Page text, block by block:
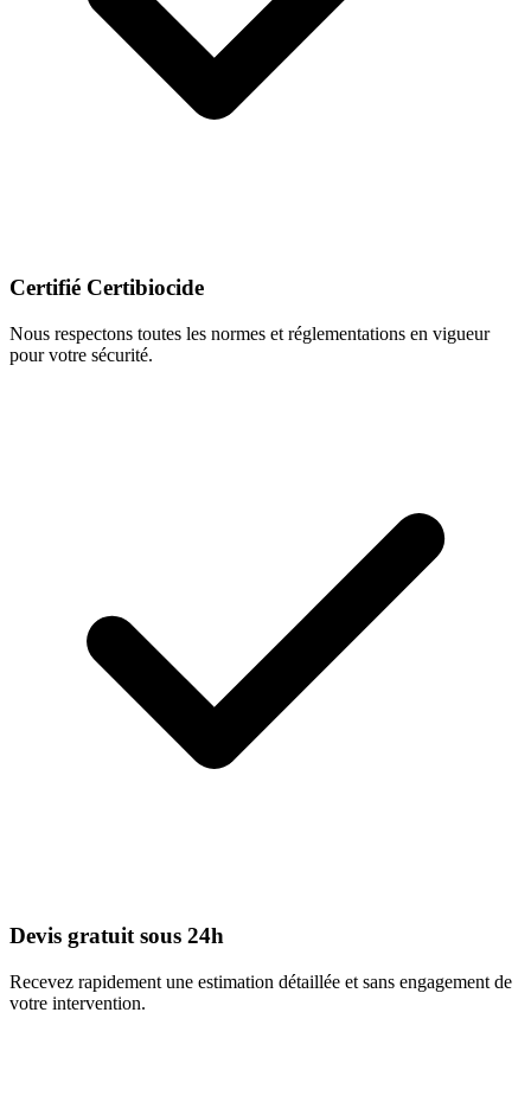
Certifié Certibiocide
Nous respectons toutes les normes et réglementations en vigueur
pour votre sécurité.
Devis gratuit sous 24h
Recevez rapidement une estimation détaillée et sans engagement de
votre intervention.